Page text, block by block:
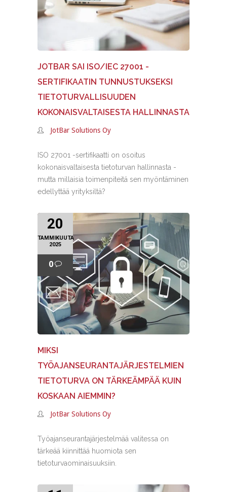
JOTBAR SAI ISO/IEC 27001 -
SERTIFIKAATIN TUNNUSTUKSEKSI
TIETOTURVALLISUUDEN
KOKONAISVALTAISESTA HALLINNASTA
JotBar Solutions Oy
ISO 27001 -sertifikaatti on osoitus
kokonaisvaltaisesta tietoturvan hallinnasta -
mutta millaisia toimenpiteitä sen myöntäminen
edellyttää yrityksiltä?
20
TAMMIKUUTA
2025
0
MIKSI
TYÖAJANSEURANTAJÄRJESTELMIEN
TIETOTURVA ON TÄRKEÄMPÄÄ KUIN
KOSKAAN AIEMMIN?
JotBar Solutions Oy
Työajanseurantajärjestelmää valitessa on
tärkeää kiinnittää huomiota sen
tietoturvaominaisuuksiin.